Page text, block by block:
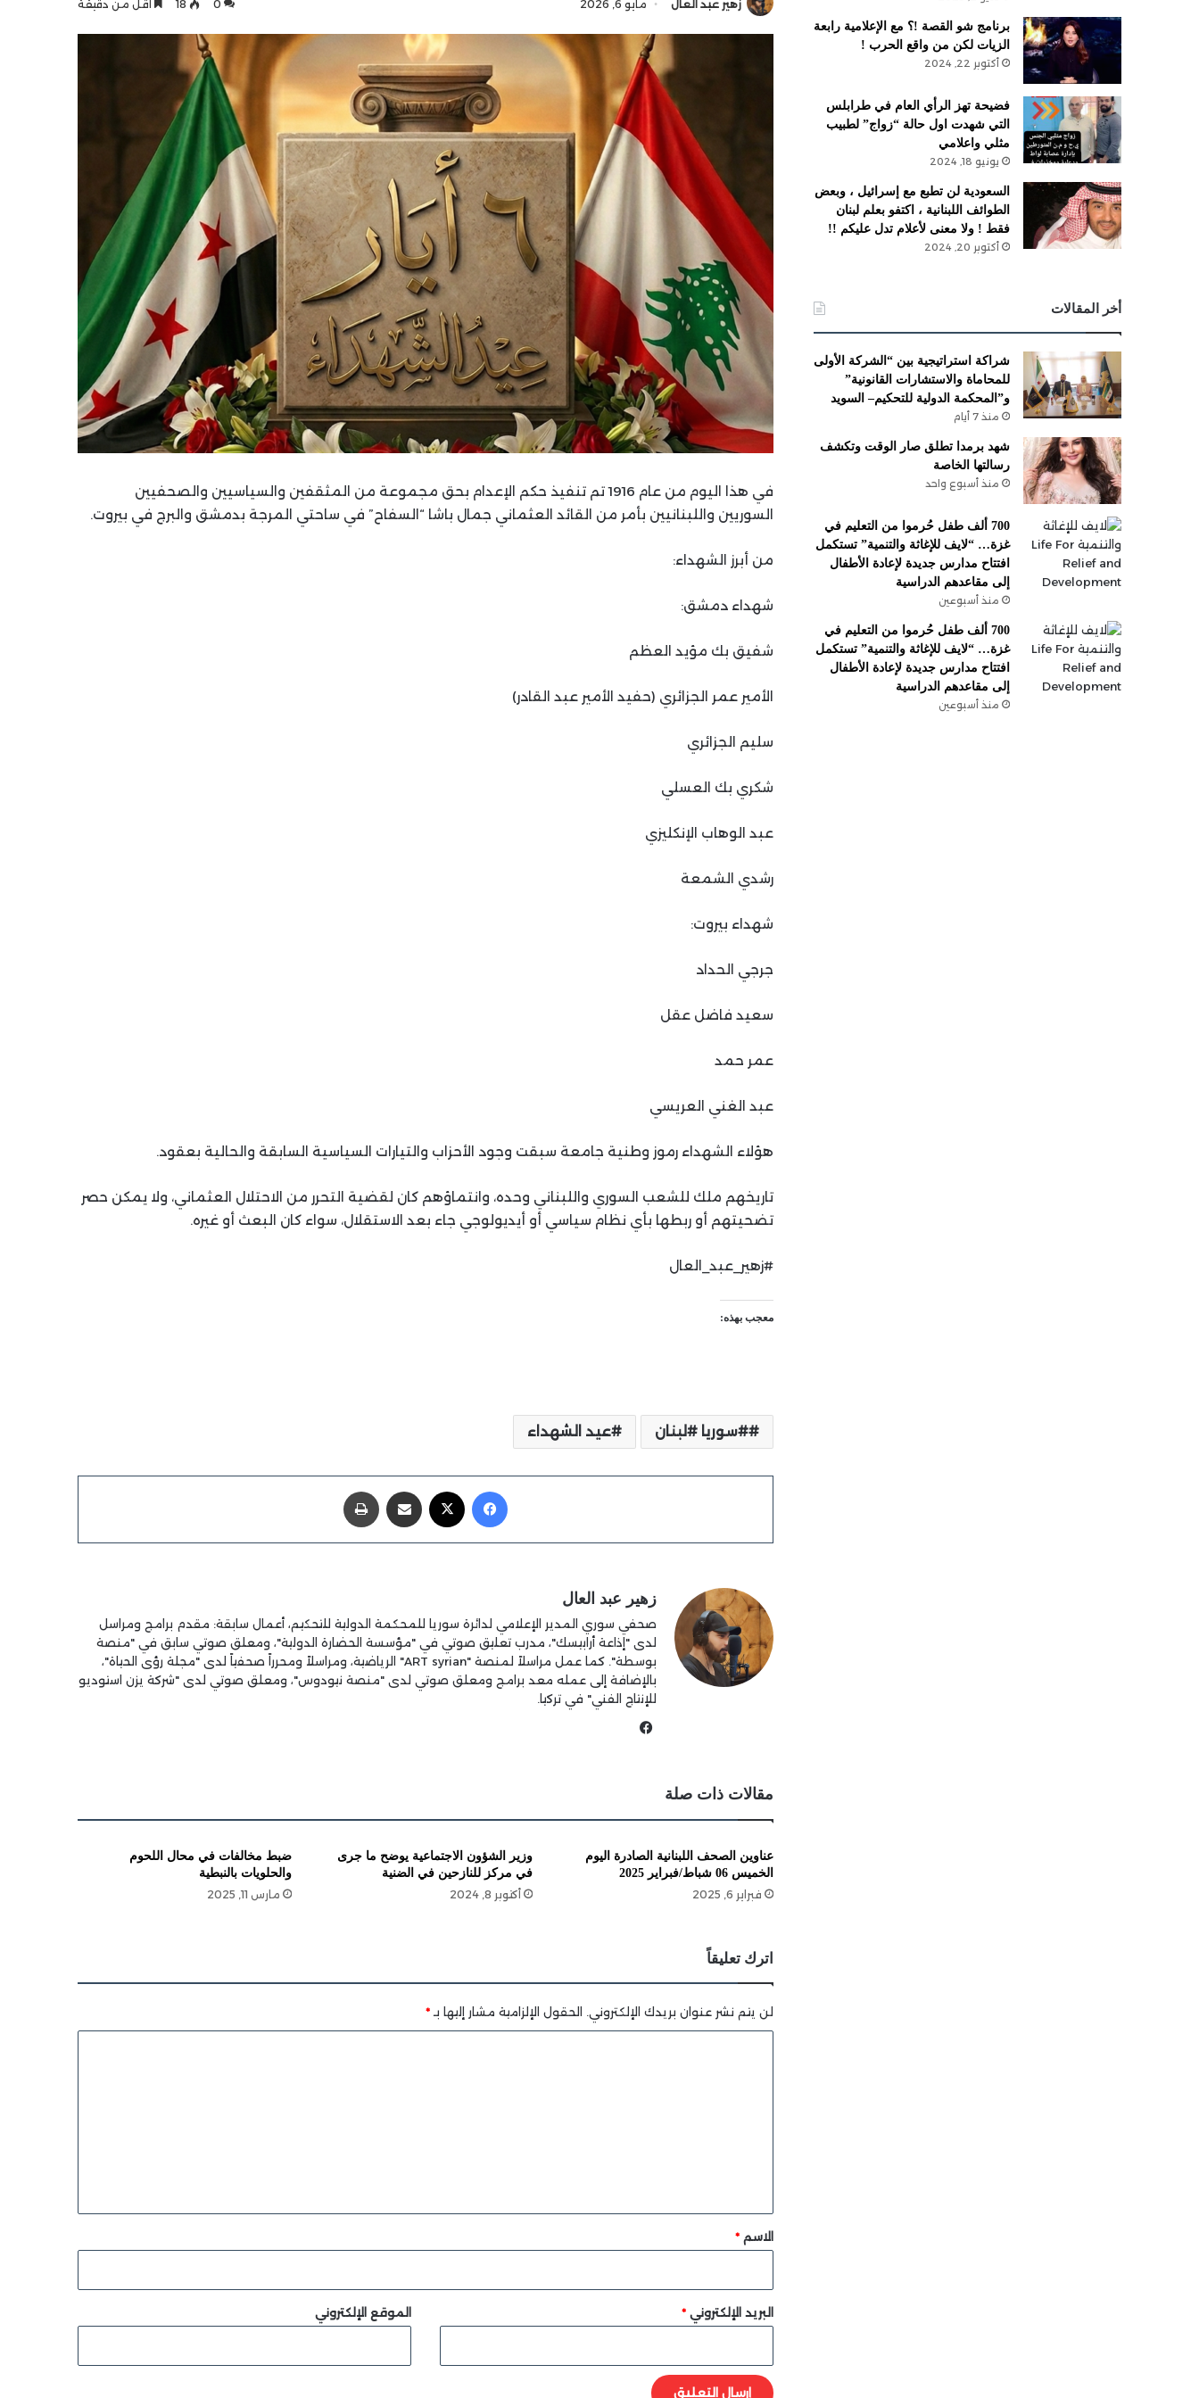
زهير عبد العال مايو 6, 2026 0
18 أقل من دقيقة
في هذا اليوم من عام 1916 تم تنفيذ حكم الإعدام بحق مجموعة من المثقفين والسياسيين والصحفيين
السوريين واللبنانيين بأمر من القائد العثماني جمال باشا “السفاح” في ساحتي المرجة بدمشق والبرج في بيروت.
من أبرز الشهداء:
شهداء دمشق:
شفيق بك مؤيد العظم
الأمير عمر الجزائري (حفيد الأمير عبد القادر)
سليم الجزائري
شكري بك العسلي
عبد الوهاب الإنكليزي
رشدي الشمعة
شهداء بيروت:
جرجي الحداد
سعيد فاضل عقل
عمر حمد
عبد الغني العريسي
هؤلاء الشهداء رموز وطنية جامعة سبقت وجود الأحزاب والتيارات السياسية السابقة والحالية بعقود.
تاريخهم ملك للشعب السوري واللبناني وحده، وانتماؤهم كان لقضية التحرر من الاحتلال العثماني، ولا يمكن حصر
تضحيتهم أو ربطها بأي نظام سياسي أو أيديولوجي جاء بعد الاستقلال، سواء كان البعث أو غيره.
#زهير_عبد_العال
معجب بهذه:
#سوريا #لبنان عيد الشهداء
فيسبوك مشاركة عبر البريد
زهير عبد العال
صحفي سوري المدير الإعلامي لدائرة سوريا للمحكمة الدولية للتحكيم، أعمال سابقة: مقدم برامج ومراسل
لدى "إذاعة أرابيسك"، مدرب تعليق صوتي في "مؤسسة الحضارة الدولية"، ومعلق صوتي سابق في "منصة
بوسطة". كما عمل مراسلاً لمنصة "ART syrian" الرياضية، ومراسلاً ومحرراً صحفياً لدى "مجلة رؤى الحياة"،
بالإضافة إلى عمله معد برامج ومعلق صوتي لدى "منصة نيودوس"، ومعلق صوتي لدى "شركة يزن استوديو
للإنتاج الفني" في تركيا.
مقالات ذات صلة
عناوين الصحف اللبنانية الصادرة اليوم
الخميس 06 شباط/فبراير 2025
فبراير 6, 2025
وزير الشؤون الاجتماعية يوضح ما جرى
في مركز للنازحين في الضنية
أكتوبر 8, 2024
ضبط مخالفات في محال اللحوم
والحلويات بالنبطية
مارس 11, 2025
اترك تعليقاً
لن يتم نشر عنوان بريدك الإلكتروني. الحقول الإلزامية مشار إليها بـ*
*الاسم *
البريد الإلكتروني * الموقع الإلكتروني
برنامج شو القصة !؟ مع الإعلامية رابعة
الزيات لكن من واقع الحرب !
أكتوبر 22, 2024
فضيحة تهز الرأي العام في طرابلس
التي شهدت اول حالة “زواج” لطبيب
مثلي واعلامي
يونيو 18, 2024
السعودية لن تطبع مع إسرائيل ، وبعض
الطوائف اللبنانية ، اكتفو بعلم لبنان
فقط ! ولا معنى لأعلام تدل عليكم !!
أكتوبر 20, 2024
أخر المقالات
شراكة استراتيجية بين “الشركة الأولى
للمحاماة والاستشارات القانونية”
و”المحكمة الدولية للتحكيم– السويد
منذ 7 أيام
شهد برمدا تطلق صار الوقت وتكشف
رسالتها الخاصة
منذ أسبوع واحد
700 ألف طفل حُرموا من التعليم في
غزة… “لايف للإغاثة والتنمية” تستكمل
افتتاح مدارس جديدة لإعادة الأطفال
إلى مقاعدهم الدراسية
منذ أسبوعين
700 ألف طفل حُرموا من التعليم في
غزة… “لايف للإغاثة والتنمية” تستكمل
افتتاح مدارس جديدة لإعادة الأطفال
إلى مقاعدهم الدراسية
منذ أسبوعين